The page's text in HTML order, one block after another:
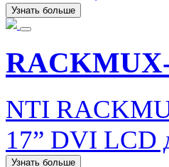
Узнать больше
NTI
17” DVI LCD
Узнать больше